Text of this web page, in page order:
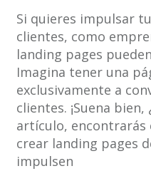
Si quieres impulsar
clientes, como
landing pages
Imagina tener una
exclusivamente a
clientes. ¡Suena bien,
artículo, encontrarás
crear landing pages
impulsen